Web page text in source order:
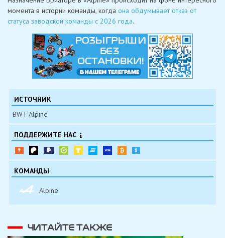
момента в истории команды, когда она обдумывает отказ от
статуса заводской команды с 2026 года.
ИСТОЧНИК
BWT Alpine
ПОДДЕРЖИТЕ НАС
КОМАНДЫ
Alpine
ЧИТАЙТЕ ТАКЖЕ